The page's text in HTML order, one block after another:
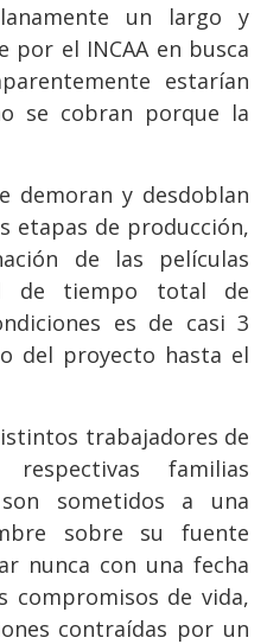
un largo y
por el INCAA en busca
estarían
se cobran porque la
demoran y desdoblan
etapas de producción,
de las películas
de tiempo total de
es de casi 3
del proyecto hasta el
trabajadores de
familias
son sometidos a una
sobre su fuente
nunca con una fecha
compromisos de vida,
contraídas por un